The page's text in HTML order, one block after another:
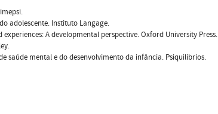
adolescente. Instituto Langage.
A developmental perspective. Oxford University Press.
saúde mental e do desenvolvimento da infância. Psiquilibrios.